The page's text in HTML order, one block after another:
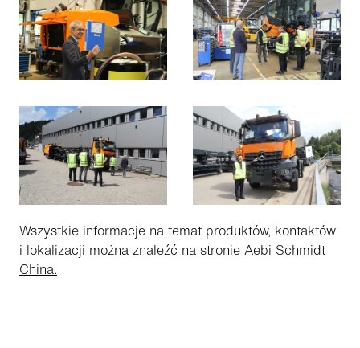
Wszystkie informacje na temat produktów, kontaktów
i lokalizacji można znaleźć na stronie Aebi Schmidt
China.